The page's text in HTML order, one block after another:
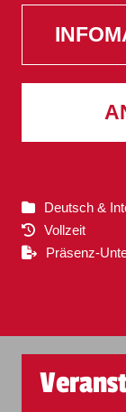
Deutsch &
Vollzeit
Präsenz-